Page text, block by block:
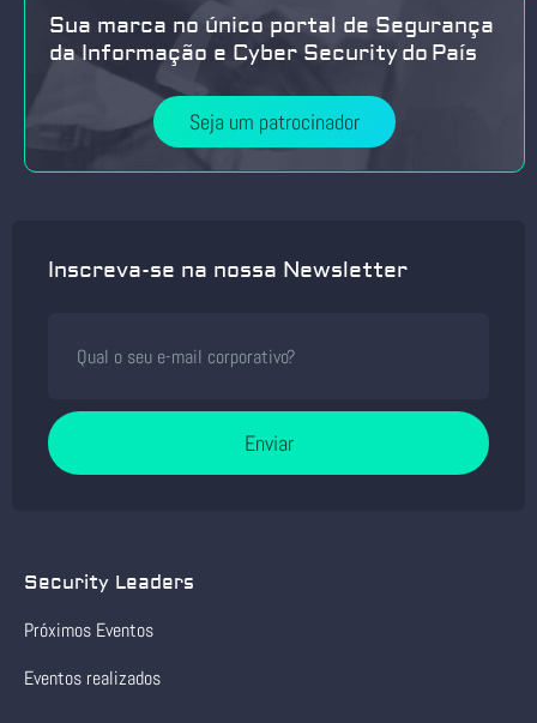
Sua marca no único portal de Segurança
da Informação e Cyber Security do País
Seja um patrocinador
Inscreva-se na nossa Newsletter
Enviar
Security Leaders
Próximos Eventos
Eventos realizados